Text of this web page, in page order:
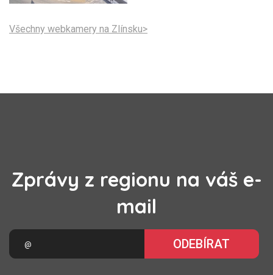
Všechny webkamery na Zlínsku>
Zprávy z regionu na váš e-
mail
ODEBÍRAT